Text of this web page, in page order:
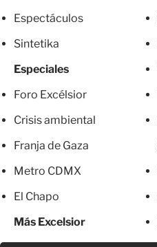
Espectáculos
Sintetika
Especiales
Foro Excélsior
Crisis ambiental
Franja de Gaza
Metro CDMX
El Chapo
Más Excelsior